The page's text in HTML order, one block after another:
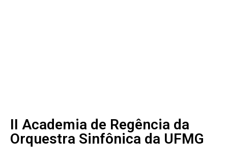
II Academia de Regência da
Orquestra Sinfônica da UFMG